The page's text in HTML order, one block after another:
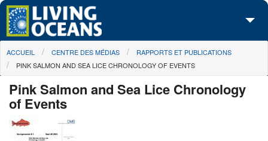
Skip to main content
À propos de nous
Centre des Médias
Les Cartes
You are here
ACCUEIL CENTRE DES MÉDIAS
RAPPORTS ET PUBLICATIONS
PINK SALMON AND SEA LICE CHRONOLOGY OF EVENTS
Pink Salmon and Sea Lice Chronology
of Events